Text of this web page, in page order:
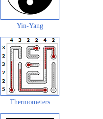
Yin-Yang
Thermometers